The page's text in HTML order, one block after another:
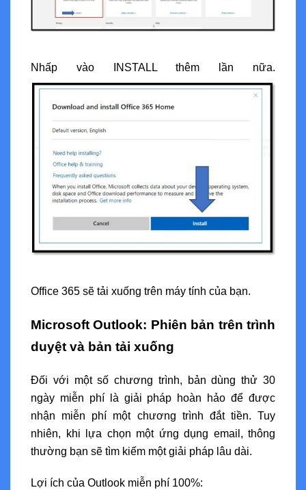
Nhấp vào INSTALL thêm lần nữa.
Office 365 sẽ tải xuống trên máy tính của bạn.
Microsoft Outlook: Phiên bản trên trình
duyệt và bản tải xuống
Đối với một số chương trình, bản dùng thử 30
ngày miễn phí là giải pháp hoàn hảo để được
nhận miễn phí một chương trình đắt tiền. Tuy
nhiên, khi lựa chọn một ứng dụng email, thông
thường bạn sẽ tìm kiếm một giải pháp lâu dài.
Lợi ích của Outlook miễn phí 100%: